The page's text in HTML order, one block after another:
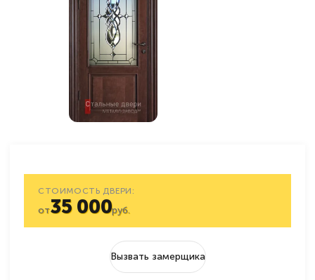
СТОИМОСТЬ ДВЕРИ:
от35 000руб.
Вызвать замерщика